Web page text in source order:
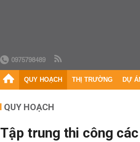
0975798489
QUY HOẠCH THỊ TRƯỜNG DỰ
QUY HOẠCH
Tập trung thi công